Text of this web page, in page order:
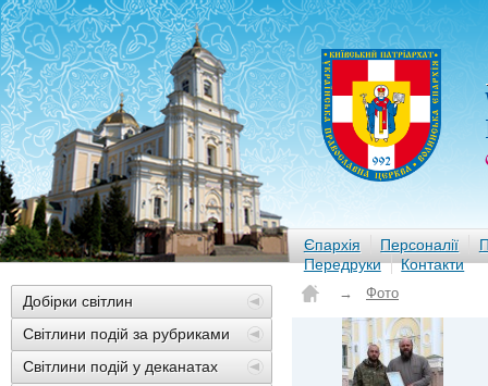
Єпархія Персоналії
Передруки
Контакти
Добірки світлин
Світлини подій за рубриками
Світлини подій у деканатах
→ Фото